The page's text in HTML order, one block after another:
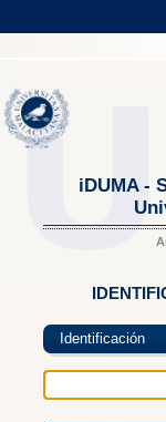
iDUMA -
Identificación